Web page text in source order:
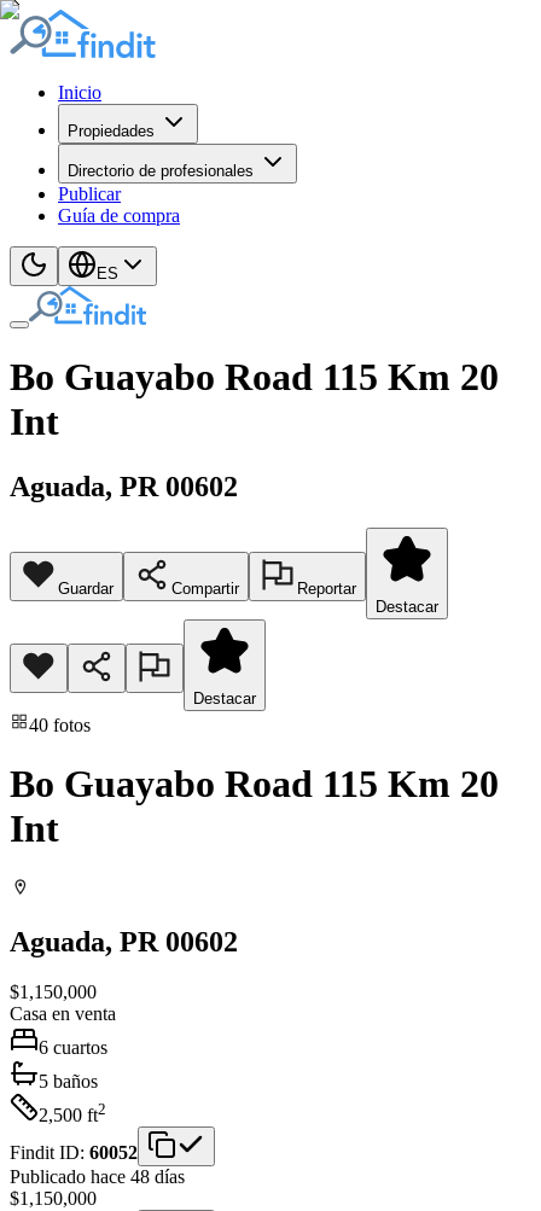
Inicio
Propiedades
Directorio de profesionales
Publicar
Guía de compra
ES
Bo Guayabo Road 115 Km 20
Int
Aguada, PR 00602
Guardar Compartir
Reportar
Destacar
Destacar
40 fotos
Bo Guayabo Road 115 Km 20
Int
Aguada, PR 00602
$1,150,000
Casa en venta
6 cuartos
5 baños
2,500 ft2
Findit ID: 60052
Publicado hace 48 días
$1,150,000